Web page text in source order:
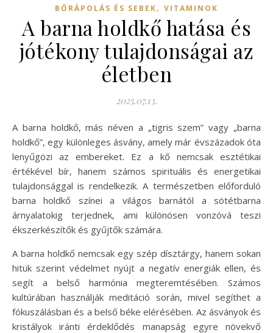
BŐRÁPOLÁS ÉS SEBEK, VITAMINOK
A barna holdkő hatása és
jótékony tulajdonságai az
életben
2025.07.13.
A barna holdkő, más néven a „tigris szem” vagy „barna
holdkő”, egy különleges ásvány, amely már évszázadok óta
lenyűgözi az embereket. Ez a kő nemcsak esztétikai
értékével bír, hanem számos spirituális és energetikai
tulajdonsággal is rendelkezik. A természetben előforduló
barna holdkő színei a világos barnától a sötétbarna
árnyalatokig terjednek, ami különösen vonzóvá teszi
ékszerkészítők és gyűjtők számára.
A barna holdkő nemcsak egy szép dísztárgy, hanem sokan
hitük szerint védelmet nyújt a negatív energiák ellen, és
segít a belső harmónia megteremtésében. Számos
kultúrában használják meditáció során, mivel segíthet a
fókuszálásban és a belső béke elérésében. Az ásványok és
kristályok iránti érdeklődés manapság egyre növekvő